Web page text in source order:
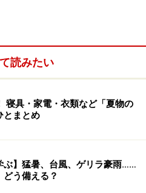
読みたい
寝具・家電・衣類など「夏物の
とまとめ
ぶ】猛暑、台風、ゲリラ豪雨……
う備える？